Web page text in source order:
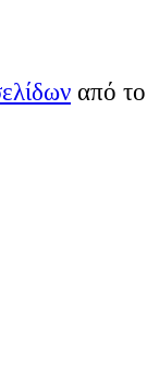
από